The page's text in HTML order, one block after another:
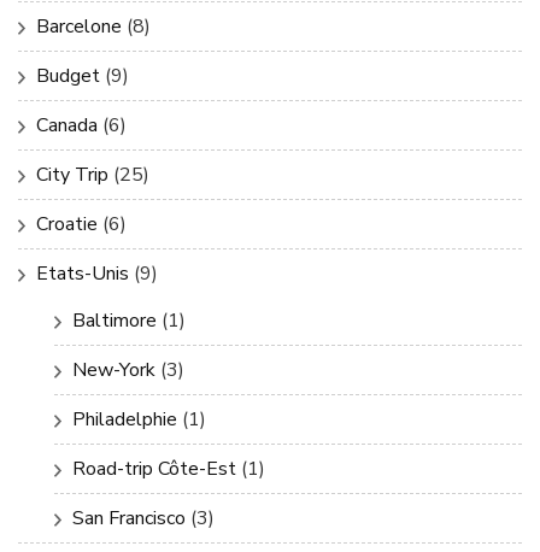
Barcelone (8)
Budget (9)
Canada (6)
City Trip (25)
Croatie (6)
Etats-Unis (9)
Baltimore (1)
New-York (3)
Philadelphie (1)
Road-trip Côte-Est (1)
San Francisco (3)